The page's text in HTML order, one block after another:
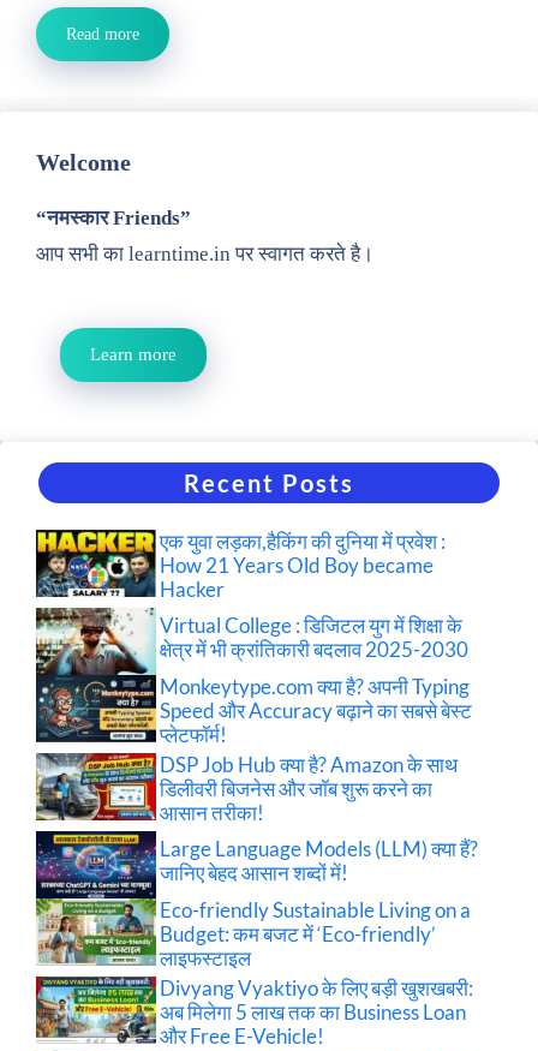
Read more
Welcome
“नमस्कार Friends”
आप सभी का learntime.in पर स्वागत करते है।
Learn more
Recent Posts
एक युवा लड़का,हैकिंग की दुनिया में प्रवेश :
How 21 Years Old Boy became
Hacker
Virtual College : डिजिटल युग में शिक्षा के
क्षेत्र में भी क्रांतिकारी बदलाव 2025-2030
Monkeytype.com क्या है? अपनी Typing
Speed और Accuracy बढ़ाने का सबसे बेस्ट
प्लेटफॉर्म!
DSP Job Hub क्या है? Amazon के साथ
डिलीवरी बिजनेस और जॉब शुरू करने का
आसान तरीका!
Large Language Models (LLM) क्या हैं?
जानिए बेहद आसान शब्दों में!
Eco-friendly Sustainable Living on a
Budget: कम बजट में ‘Eco-friendly’
लाइफस्टाइल
Divyang Vyaktiyo के लिए बड़ी खुशखबरी:
अब मिलेगा 5 लाख तक का Business Loan
और Free E-Vehicle!